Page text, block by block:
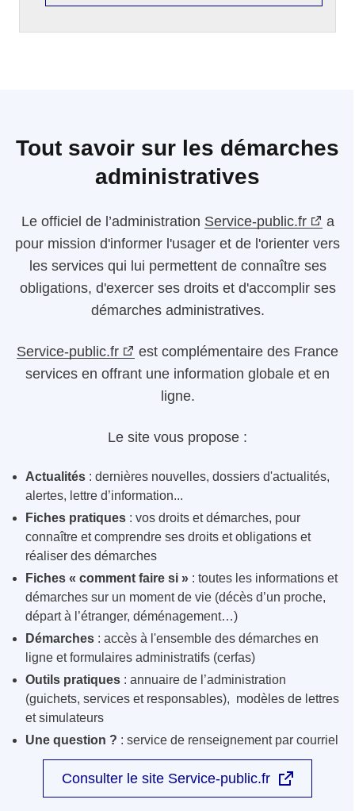
Tout savoir sur les démarches
administratives
Le officiel de l’administration Service-public.fr
a
pour mission d'informer l'usager et de l'orienter vers
les services qui lui permettent de connaître ses
obligations, d'exercer ses droits et d'accomplir ses
démarches administratives.
Service-public.fr
est complémentaire des France
services en offrant une information globale et en
ligne.
Le site vous propose :
Actualités : dernières nouvelles, dossiers d'actualités,
alertes, lettre d’information...
Fiches pratiques : vos droits et démarches, pour
connaître et comprendre ses droits et obligations et
réaliser des démarches
Fiches « comment faire si » : toutes les informations et
démarches sur un moment de vie (décès d’un proche,
départ à l’étranger, déménagement…)
Démarches : accès à l'ensemble des démarches en
ligne et formulaires administratifs (cerfas)
Outils pratiques : annuaire de l’administration
(guichets, services et responsables), modèles de lettres
et simulateurs
Une question ? : service de renseignement par courriel
Consulter le site Service-public.fr